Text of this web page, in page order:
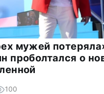
мужей
проболтался о
100